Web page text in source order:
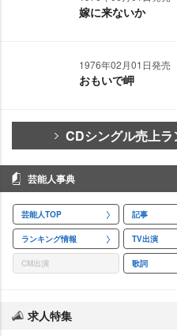
嫁に来ないか
1976年02月01日発売
おもいで岬
CDシングル売上
芸能人事典
芸能人TOP 記事
ランキング情報 TV出演
CM出演 歌詞
求人特集